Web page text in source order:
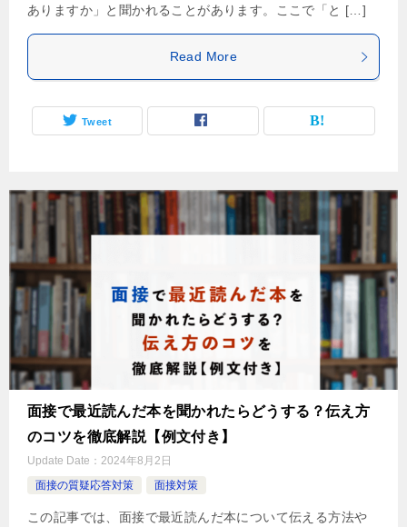
ありますか」と聞かれることがあります。ここで「と […]
Read More
Tweet
面接で最近読んだ本を聞かれたらどうする？伝え方
のコツを徹底解説【例文付き】
Update Date： 2024年8月2日
面接の質疑応答対策
面接対策
この記事では、面接で最近読んだ本について伝える方法や